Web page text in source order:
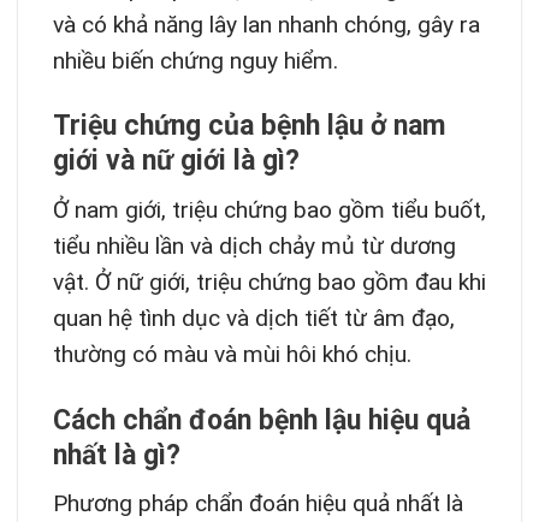
và có khả năng lây lan nhanh chóng, gây ra
nhiều biến chứng nguy hiểm.
Triệu chứng của bệnh lậu ở nam
giới và nữ giới là gì?
Ở nam giới, triệu chứng bao gồm tiểu buốt,
tiểu nhiều lần và dịch chảy mủ từ dương
vật. Ở nữ giới, triệu chứng bao gồm đau khi
quan hệ tình dục và dịch tiết từ âm đạo,
thường có màu và mùi hôi khó chịu.
Cách chẩn đoán bệnh lậu hiệu quả
nhất là gì?
Phương pháp chẩn đoán hiệu quả nhất là